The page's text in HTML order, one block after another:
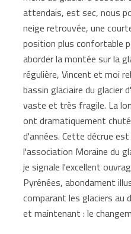
attendais, est sec, nous
neige retrouvée, une
position plus confortable
aborder la montée sur la
régulière, Vincent et moi
bassin glaciaire du glacier
vaste et très fragile. La
ont dramatiquement
d'années. Cette décrue
l'association Moraine du
je signale l'excellent
Pyrénées, abondament
comparant les glaciers au
et maintenant : le